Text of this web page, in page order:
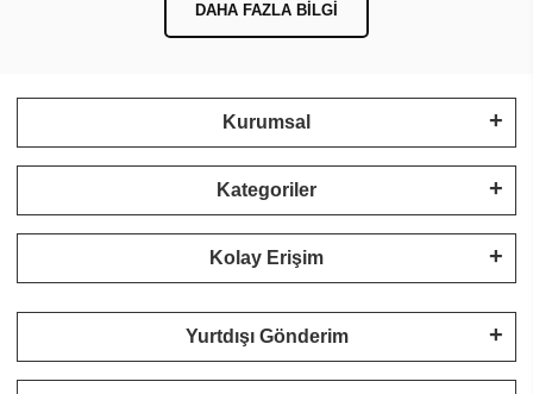
DAHA FAZLA BILGI
Kurumsal
Kategoriler
Kolay Erişim
Yurtdışı Gönderim